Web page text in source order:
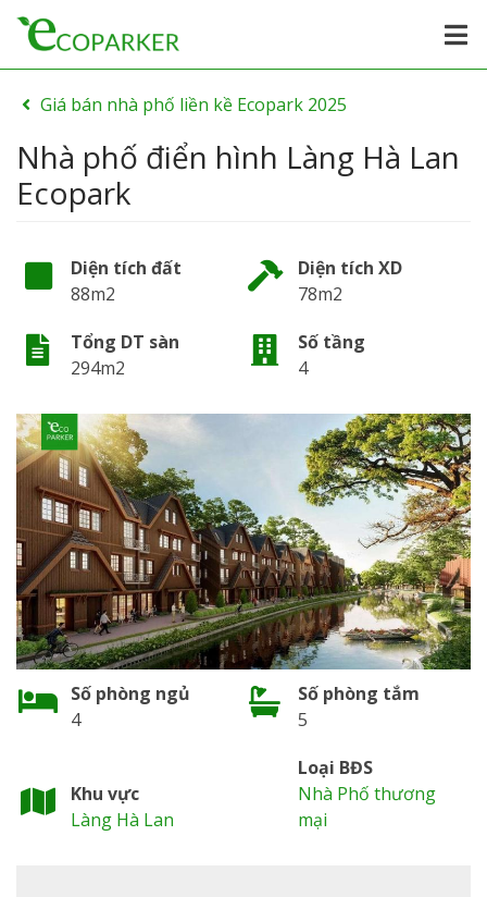
Giá bán nhà phố liền kề Ecopark 2025
Nhà phố điển hình Làng Hà Lan
Ecopark
Diện tích đất
88m2
Diện tích XD
78m2
Tổng DT sàn
294m2
Số tầng
4
Số phòng ngủ
4
Số phòng tắm
5
Khu vực
Làng Hà Lan
Loại BĐS
Nhà Phố thương
mại